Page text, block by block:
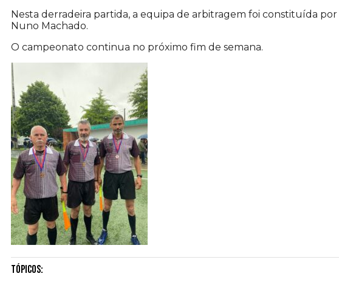
Nesta derradeira partida, a equipa de arbitragem foi constituída por
Nuno Machado.
O campeonato continua no próximo fim de semana.
Tópicos: